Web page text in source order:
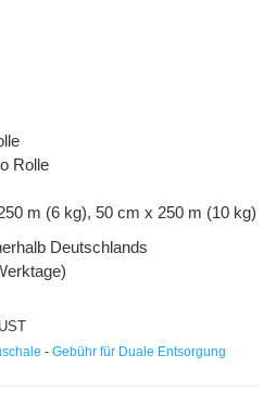
Rolle
m (6 kg), 50 cm x 250 m (10 kg)
Deutschlands
- Gebühr für Duale Entsorgung